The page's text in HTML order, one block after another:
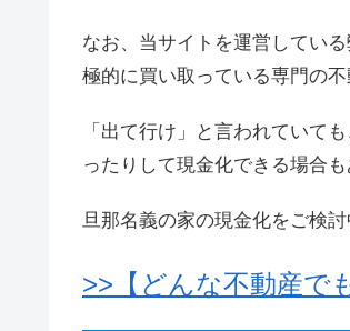
なお、当サイトを運営してい
極的に買い取っている専門の不
「出て行け」と言われていて
ったりして現金化できる場合も
旦那名義の家の現金化をご検
>>【どんな不動産で